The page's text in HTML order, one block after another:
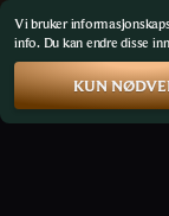
Vi bruker
info. Du kan endre disse
KUN